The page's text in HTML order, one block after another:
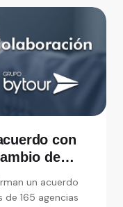
con
de
un acuerdo
165 agencias